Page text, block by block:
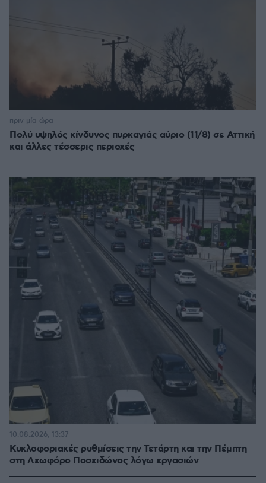
Πολύ υψηλός κίνδυνος πυρκαγιάς αύριο (11/8) σε Αττική
και άλλες τέσσερις περιοχές
πριν μία ώρα
Κυκλοφοριακές ρυθμίσεις την Τετάρτη και την Πέμπτη
στη Λεωφόρο Ποσειδώνος λόγω εργασιών
10.08.2026, 13:37